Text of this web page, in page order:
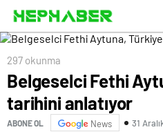
297 okunma
Belgeselci Fethi
tarihini anlatıyor
ABONE OL News 31